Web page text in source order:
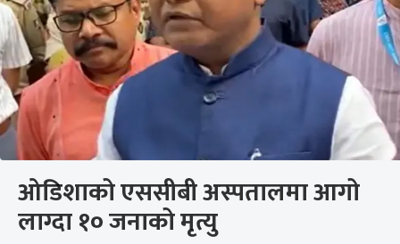
ओडिशाको एससीबी अस्पतालमा आगो
लाग्दा १० जनाको मृत्यु